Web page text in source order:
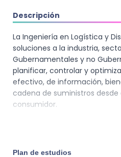
Descripción
La Ingeniería en Logística y
soluciones a la industria,
Gubernamentales y no
planificar, controlar y
efectivo, de información,
cadena de suministros
consumidor.
Plan de estudios